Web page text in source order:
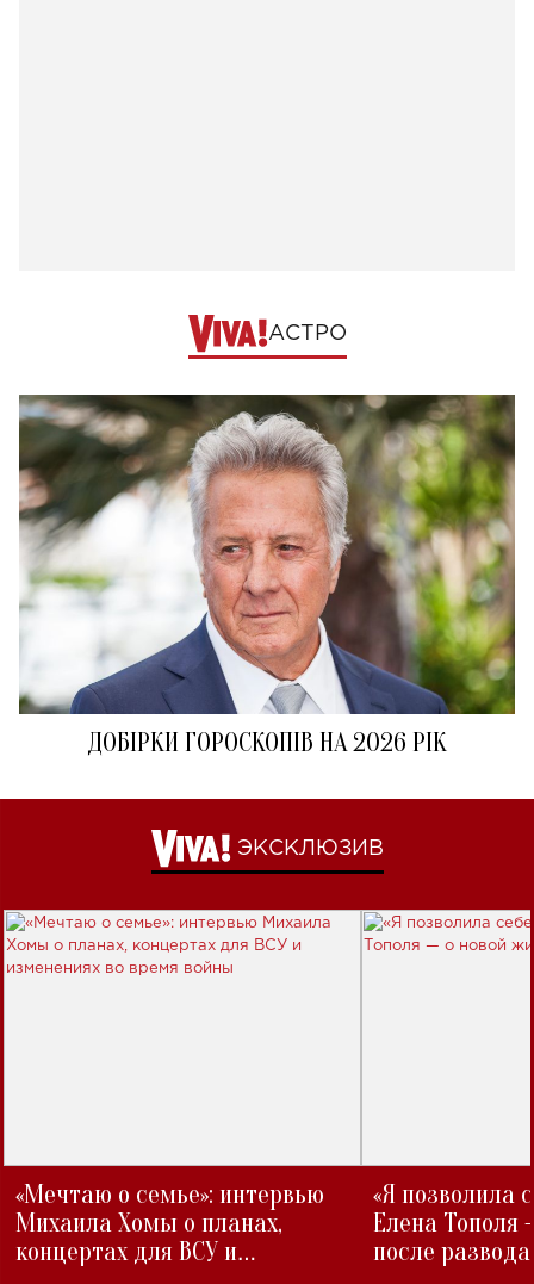
АСТРО
ДОБІРКИ ГОРОСКОПІВ НА 2026 РІК
ЭКСКЛЮЗИВ
«Мечтаю о семье»: интервью
Михаила Хомы о планах,
концертах для ВСУ и
«Я позволила
Елена Тополя
после развода